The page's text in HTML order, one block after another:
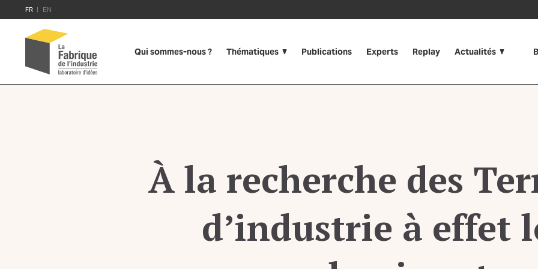
FR
EN
Qui sommes-nous ? Thématiques Publications Experts Replay Actualités
À la recherche des
d’industrie à effet